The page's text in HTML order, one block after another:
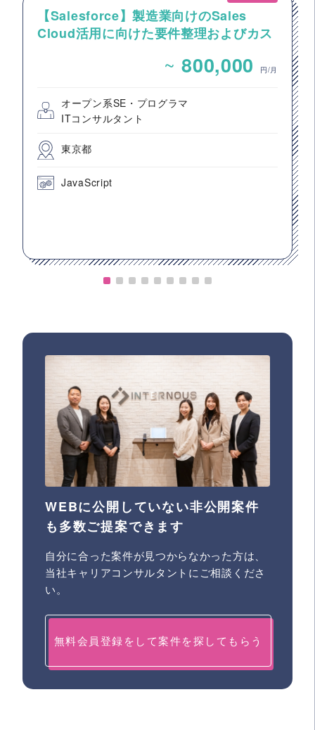
【Salesforce】製造業向けのSales
Cloud活用に向けた要件整理およびカス
~ 800,000 円/月
オープン系SE・プログラマ
ITコンサルタント
東京都
JavaScript
WEBに公開していない非公開案件
も多数ご提案できます
自分に合った案件が見つからなかった方は、
当社キャリアコンサルタントにご相談くださ
い。
無料会員登録をして案件を探してもらう